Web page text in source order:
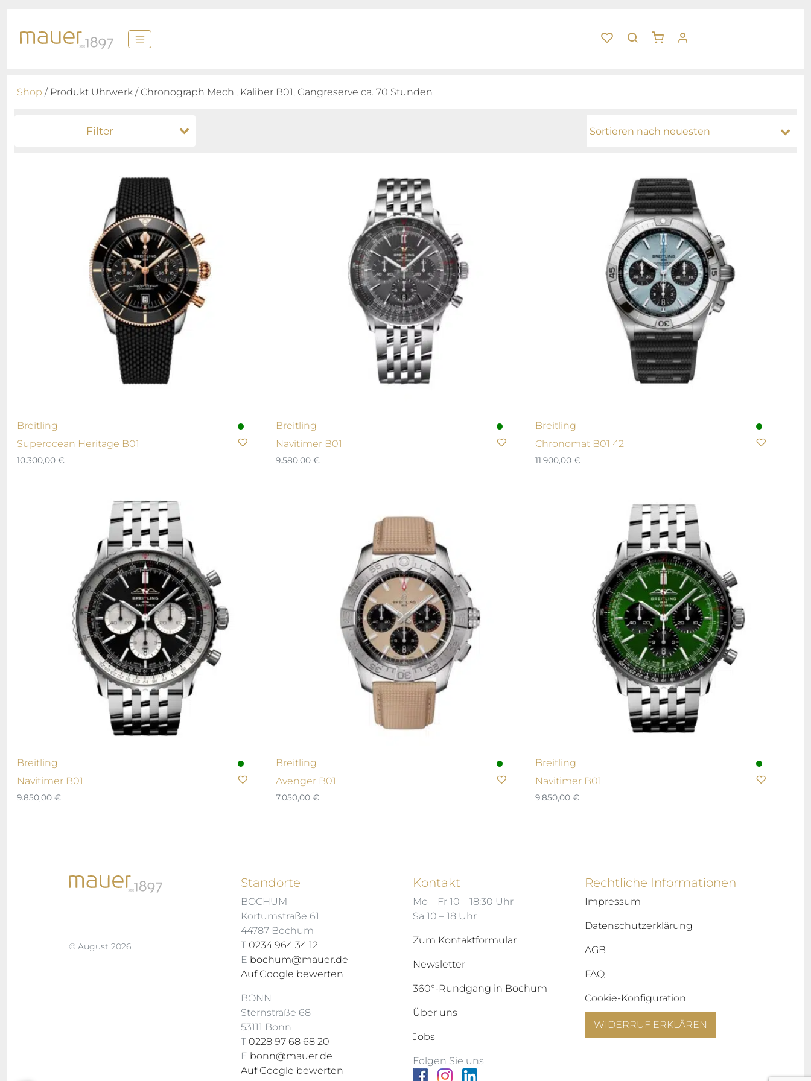
Shop / Produkt Uhrwerk / Chronograph Mech., Kaliber B01, Gangreserve ca. 70 Stunden
Filter
Breitling
Superocean Heritage B01
10.300,00 €
Breitling
Navitimer B01
9.580,00€
Breitling
Chronomat B01 42
11.900,00 €
Breitling
Navitimer B01
9.850,00 €
Breitling
Avenger B01
7.050,00€
Breitling
Navitimer B01
9.850,00 €
© August 2026
Standorte
BOCHUM
Kortumstraße 61
44787 Bochum
T 0234 964 34 12
E bochum@mauer.de
Auf Google bewerten
BONN
Sternstraße 68
53111 Bonn
T 0228 97 68 68 20
E bonn@mauer.de
Auf Google bewerten
Kontakt
Mo – Fr 10 – 18:30 Uhr
Sa 10 – 18 Uhr
Zum Kontaktformular
Newsletter
360°-Rundgang in Bochum
Über uns
Jobs
Folgen Sie uns
Rechtliche Informationen
Impressum
Datenschutzerklärung
AGB
FAQ
Cookie-Konfiguration
WIDERRUF ERKLÄREN